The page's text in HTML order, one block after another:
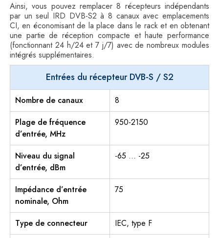
Ainsi, vous pouvez remplacer 8 récepteurs indépendants
par un seul IRD DVB-S2 à 8 canaux avec emplacements
CI, en économisant de la place dans le rack et en obtenant
une partie de réception compacte et haute performance
(fonctionnant 24 h/24 et 7 j/7) avec de nombreux modules
intégrés supplémentaires.
Entrées du récepteur DVB-S / S2
Nombre de canaux
8
Plage de fréquence
d’entrée, MHz
950-2150
Niveau du signal
d’entrée, dBm
-65 … -25
Impédance d’entrée
nominale, Ohm
75
Type de connecteur
IEC, type F